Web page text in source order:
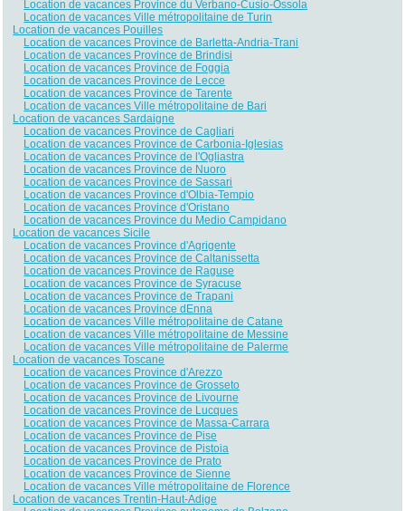
Location de vacances Province du Verbano-Cusio-Ossola
Location de vacances Ville métropolitaine de Turin
Location de vacances Pouilles
Location de vacances Province de Barletta-Andria-Trani
Location de vacances Province de Brindisi
Location de vacances Province de Foggia
Location de vacances Province de Lecce
Location de vacances Province de Tarente
Location de vacances Ville métropolitaine de Bari
Location de vacances Sardaigne
Location de vacances Province de Cagliari
Location de vacances Province de Carbonia-Iglesias
Location de vacances Province de l'Ogliastra
Location de vacances Province de Nuoro
Location de vacances Province de Sassari
Location de vacances Province d'Olbia-Tempio
Location de vacances Province d'Oristano
Location de vacances Province du Medio Campidano
Location de vacances Sicile
Location de vacances Province d'Agrigente
Location de vacances Province de Caltanissetta
Location de vacances Province de Raguse
Location de vacances Province de Syracuse
Location de vacances Province de Trapani
Location de vacances Province dEnna
Location de vacances Ville métropolitaine de Catane
Location de vacances Ville métropolitaine de Messine
Location de vacances Ville métropolitaine de Palerme
Location de vacances Toscane
Location de vacances Province d'Arezzo
Location de vacances Province de Grosseto
Location de vacances Province de Livourne
Location de vacances Province de Lucques
Location de vacances Province de Massa-Carrara
Location de vacances Province de Pise
Location de vacances Province de Pistoia
Location de vacances Province de Prato
Location de vacances Province de Sienne
Location de vacances Ville métropolitaine de Florence
Location de vacances Trentin-Haut-Adige